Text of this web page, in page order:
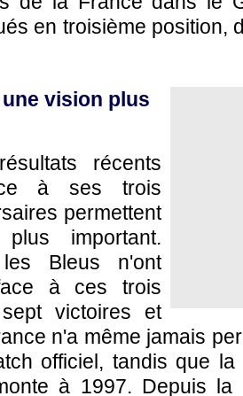
en troisième position,
vision plus
récents
à ses trois
permettent
important.
Bleus n'ont
à ces trois
victoires et
n'a même jamais
officiel, tandis que la
à 1997. Depuis